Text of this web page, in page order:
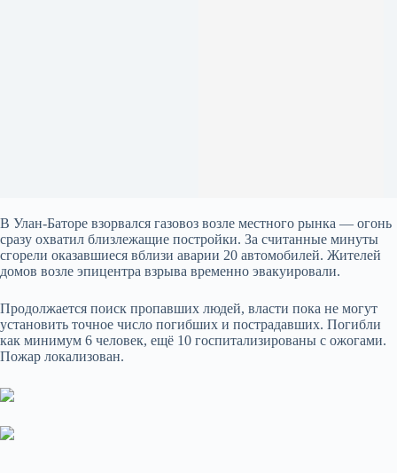
В Улан-Баторе взорвался газовоз возле местного рынка — огонь
сразу охватил близлежащие постройки. За считанные минуты
сгорели оказавшиеся вблизи аварии 20 автомобилей. Жителей
домов возле эпицентра взрыва временно эвакуировали.
Продолжается поиск пропавших людей, власти пока не могут
установить точное число погибших и пострадавших. Погибли
как минимум 6 человек, ещё 10 госпитализированы с ожогами.
Пожар локализован.